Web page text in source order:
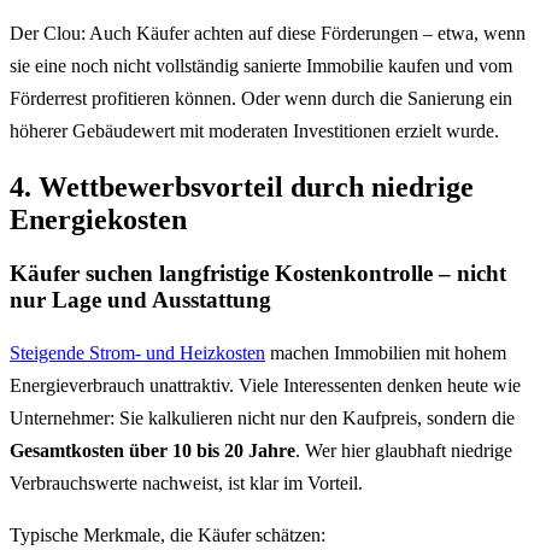
Der Clou: Auch Käufer achten auf diese Förderungen – etwa, wenn
sie eine noch nicht vollständig sanierte Immobilie kaufen und vom
Förderrest profitieren können. Oder wenn durch die Sanierung ein
höherer Gebäudewert mit moderaten Investitionen erzielt wurde.
4. Wettbewerbsvorteil durch niedrige
Energiekosten
Käufer suchen langfristige Kostenkontrolle – nicht
nur Lage und Ausstattung
Steigende Strom- und Heizkosten machen Immobilien mit hohem
Energieverbrauch unattraktiv. Viele Interessenten denken heute wie
Unternehmer: Sie kalkulieren nicht nur den Kaufpreis, sondern die
Gesamtkosten über 10 bis 20 Jahre. Wer hier glaubhaft niedrige
Verbrauchswerte nachweist, ist klar im Vorteil.
Typische Merkmale, die Käufer schätzen: